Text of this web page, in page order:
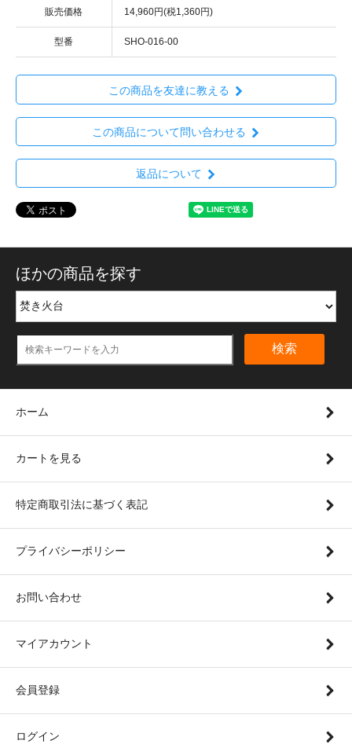
販売価格 14,960円(税1,360円)
型番 SHO-016-00
この商品を友達に教える
この商品について問い合わせる
返品について
ほかの商品を探す
検索
ホーム
カートを見る
特定商取引法に基づく表記
プライバシーポリシー
お問い合わせ
マイアカウント
会員登録
ログイン